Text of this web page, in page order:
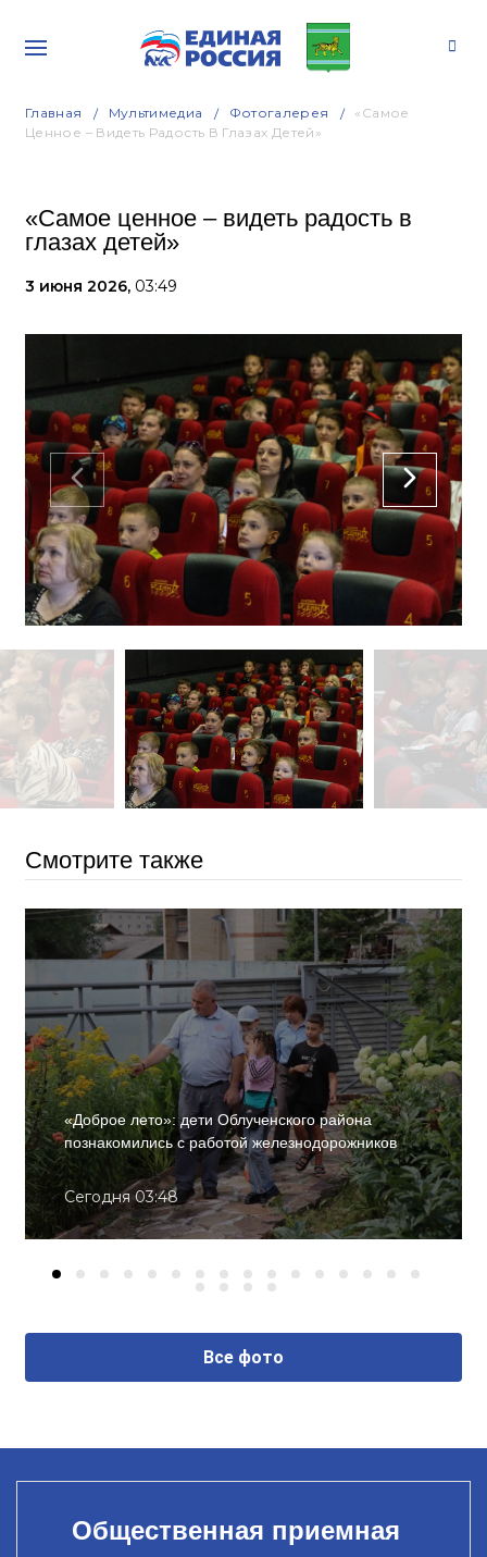
Главная Мультимедиа Фотогалерея
«Самое
Ценное – Видеть Радость В Глазах Детей»
«Самое ценное – видеть радость в
глазах детей»
3 июня 2026, 03:49
Смотрите также
«Доброе лето»: дети Облученского района
познакомились с работой железнодорожников
Сегодня 03:48
Все фото
Общественная приемная